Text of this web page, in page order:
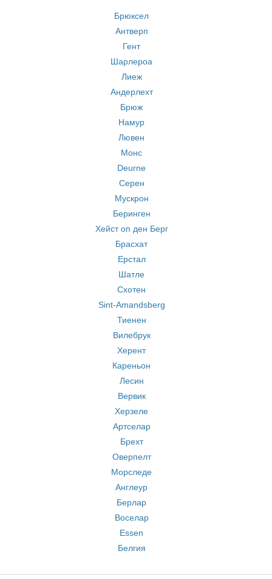
Брюксел
Антверп
Гент
Шарлероа
Лиеж
Андерлехт
Брюж
Намур
Лювен
Монс
Deurne
Серен
Мускрон
Беринген
Хейст оп ден Берг
Брасхат
Ерстал
Шатле
Схотен
Sint-Amandsberg
Тиенен
Вилебрук
Херент
Кареньон
Лесин
Вервик
Херзеле
Артселар
Брехт
Оверпелт
Морследе
Англеур
Берлар
Воселар
Essen
Белгия